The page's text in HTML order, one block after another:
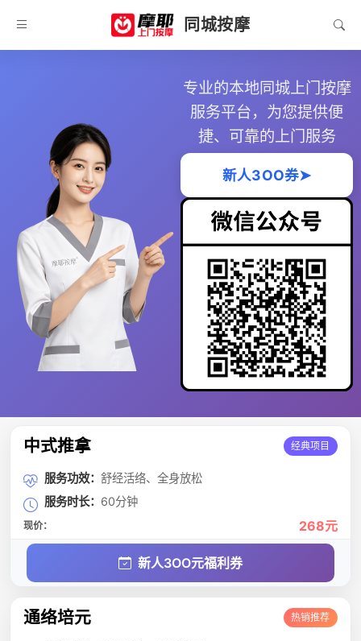
同城按摩
专业的本地同城上门按摩
服务平台，为您提供便
捷、可靠的上门服务
新人3OO券➤
中式推拿 经典项目
服务功效： 舒经活络、全身放松
服务时长： 60分钟
现价： 268元
新人3OO元福利券
通络培元 热销推荐